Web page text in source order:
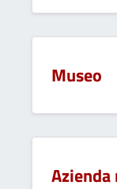
Museo